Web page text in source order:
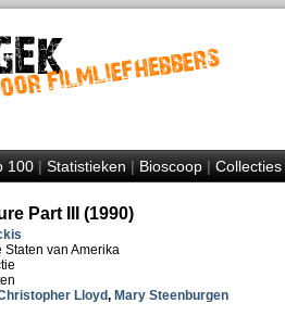
100|Statistieken|Bioscoop|Collecties
Part III (1990)
Staten van Amerika
Lloyd, Mary Steenburgen